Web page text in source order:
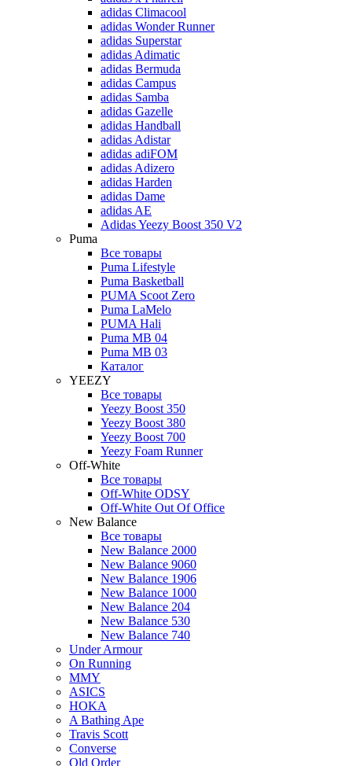
adidas Climacool
adidas Wonder Runner
adidas Superstar
adidas Adimatic
adidas Bermuda
adidas Campus
adidas Samba
adidas Gazelle
adidas Handball
adidas Adistar
adidas adiFOM
adidas Adizero
adidas Harden
adidas Dame
adidas AE
Adidas Yeezy Boost 350 V2
Puma
Все товары
Puma Lifestyle
Puma Basketball
PUMA Scoot Zero
Puma LaMelo
PUMA Hali
Puma MB 04
Puma MB 03
Каталог
YEEZY
Все товары
Yeezy Boost 350
Yeezy Boost 380
Yeezy Boost 700
Yeezy Foam Runner
Off-White
Все товары
Off-White ODSY
Off-White Out Of Office
New Balance
Все товары
New Balance 2000
New Balance 9060
New Balance 1906
New Balance 1000
New Balance 204
New Balance 530
New Balance 740
Under Armour
On Running
MMY
ASICS
HOKA
A Bathing Ape
Travis Scott
Converse
Old Order